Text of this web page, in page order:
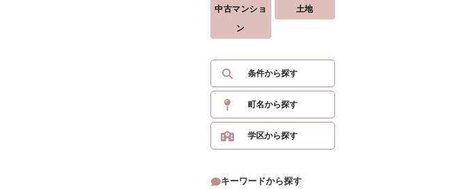
中古マンショ
ン
土地
条件から探す
町名から探す
学区から探す
キーワードから探す